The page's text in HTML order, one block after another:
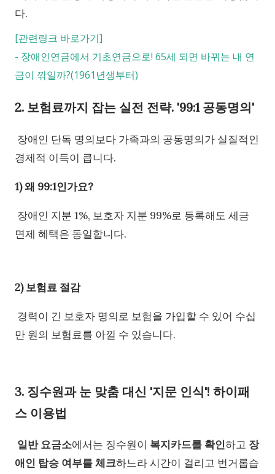
다.
[관련링크 바로가기]
- 장애인연금에서 기초연금으로! 65세 되면 바뀌는 내 연
금이 깎일까?(1961년생부터)
2. 보험료까지 잡는 실전 전략. '99:1 공동명의'
장애인 단독 명의보다 가족과의 공동명의가 실질적인
경제적 이득이 큽니다.
1) 왜 99:1인가요?
장애인 지분 1%, 보호자 지분 99%로 등록해도 세금
면제 혜택은 동일합니다.
2) 보험료 절감
경력이 긴 보호자 명의로 보험을 가입할 수 있어 수십
만 원의 보험료를 아낄 수 있습니다.
3. 징수원과 눈 맞춤 대신 '지문 인식'! 하이패
스 이용법
일반 요금소에서는 징수원이 복지카드를 확인하고 장
애인 탑승 여부를 체크하느라 시간이 걸리고 번거롭습